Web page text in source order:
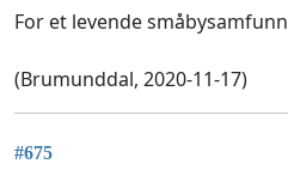
For et levende småbysamfunn
(Brumunddal, 2020-11-17)
#675